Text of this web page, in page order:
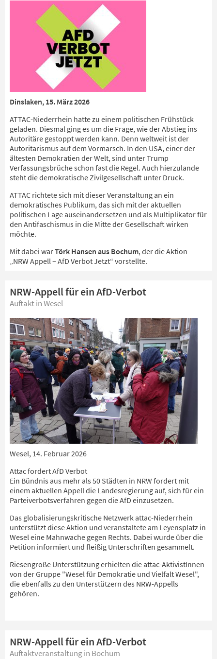
Dinslaken, 15. März 2026
ATTAC-Niederrhein hatte zu einem politischen Frühstück
geladen. Diesmal ging es um die Frage, wie der Abstieg ins
Autoritäre gestoppt werden kann. Denn weltweit ist der
Autoritarismus auf dem Vormarsch. In den USA, einer der
ältesten Demokratien der Welt, sind unter Trump
Verfassungsbrüche schon fast die Regel. Auch hierzulande
steht die demokratische Zivilgesellschaft unter Druck.
ATTAC richtete sich mit dieser Veranstaltung an ein
demokratisches Publikum, das sich mit der aktuellen
politischen Lage auseinandersetzen und als Multiplikator für
den Antifaschismus in die Mitte der Gesellschaft wirken
möchte.
Mit dabei warTörk Hansen aus Bochum, der die Aktion
„NRW Appell – AfD Verbot Jetzt“ vorstellte.
NRW-Appell für ein AfD-Verbot
Auftakt in Wesel
Wesel, 14. Februar 2026
Attac fordert AfD Verbot
Ein Bündnis aus mehr als 50 Städten in NRW fordert mit
einem aktuellen Appell die Landesregierung auf, sich für ein
Parteiverbotsverfahren gegen die AfD einzusetzen.
Das globalisierungskritische Netzwerk attac-Niederrhein
unterstützt diese Aktion und veranstaltete am Leyensplatz in
Wesel eine Mahnwache gegen Rechts. Dabei wurde über die
Petition informiert und fleißig Unterschriften gesammelt.
Riesengroße Unterstützung erhielten die attac-AktivistInnen
von der Gruppe "Wesel für Demokratie und Vielfalt Wesel",
die ebenfalls zu den Unterstützern des NRW-Appells
gehören.
NRW-Appell für ein AfD-Verbot
Auftaktveranstaltung in Bochum